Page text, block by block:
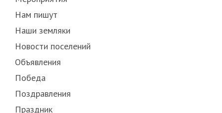
Нам пишут
Наши земляки
Новости поселений
Объявления
Победа
Поздравления
Праздник